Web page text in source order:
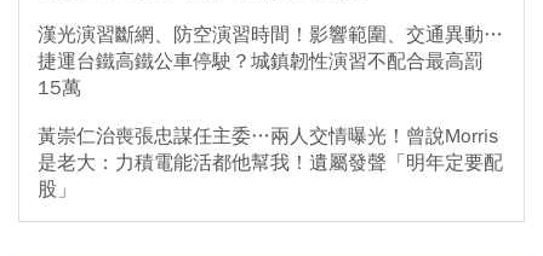
漢光演習斷網、防空演習時間！影響範圍、交通異動…
捷運台鐵高鐵公車停駛？城鎮韌性演習不配合最高罰
15萬
黃崇仁治喪張忠謀任主委…兩人交情曝光！曾說Morris
是老大：力積電能活都他幫我！遺屬發聲「明年定要配
股」